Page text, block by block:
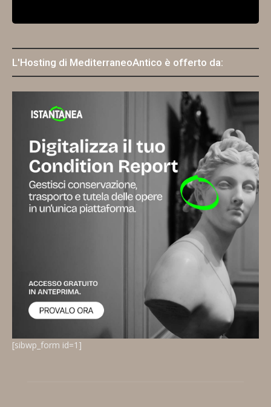
L'Hosting di MediterraneoAntico è offerto da:
[sibwp_form id=1]